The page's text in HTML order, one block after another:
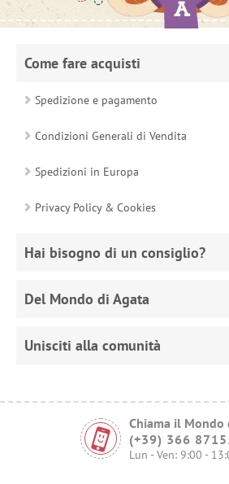
Come fare acquisti
Spedizione e pagamento
Condizioni Generali di Vendita
Spedizioni in Europa
Privacy Policy & Cookies
Hai bisogno di un consiglio?
Del Mondo di Agata
Unisciti alla comunità
Chiama il Mondo
(+39) 366
Lun - Ven: 9:00 -